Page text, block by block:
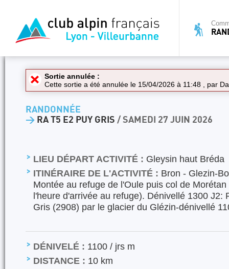
Sortie annulée :
Cette sortie a été annulée le 15/04/2026 à 11:48 , par
RANDONNÉE
> RA T5 E2 PUY GRIS / SAMEDI 27 JUIN 2026
LIEU DÉPART ACTIVITÉ : Gleysin haut Bréda
ITINÉRAIRE DE L'ACTIVITÉ : Bron - Glezin-
Montée au refuge de l'Oule puis col de
l'heure d'arrivée au refuge). Dénivellé 1300 J2:
Gris (2908) par le glacier du Glézin-dénivellé
DÉNIVELÉ : 1100 / jrs m
DISTANCE : 10 km